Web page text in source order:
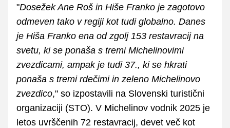
"Dosežek Ane Roš in Hiše Franko je zagotovo
odmeven tako v regiji kot tudi globalno. Danes
je Hiša Franko ena od zgolj 153 restavracij na
svetu, ki se ponaša s tremi Michelinovimi
zvezdicami, ampak je tudi 37., ki se hkrati
ponaša s tremi rdečimi in zeleno Michelinovo
zvezdico," so izpostavili na Slovenski turistični
organizaciji (STO). V Michelinov vodnik 2025 je
letos uvrščenih 72 restavracij, devet več kot